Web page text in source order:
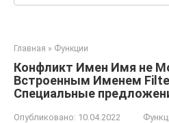
Главная » Функции
Конфликт Имен Имя не
Встроенным Именем
Специальные
Опубликовано: 10.04.2022